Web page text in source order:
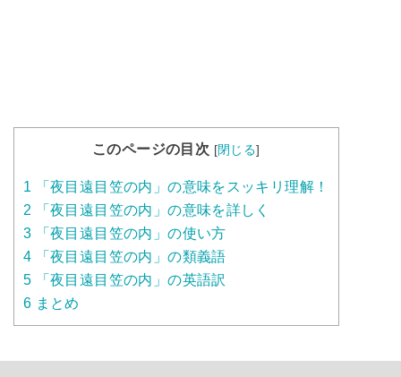
このページの目次 [閉じる]
1 「夜目遠目笠の内」の意味をスッキリ理解！
2 「夜目遠目笠の内」の意味を詳しく
3 「夜目遠目笠の内」の使い方
4 「夜目遠目笠の内」の類義語
5 「夜目遠目笠の内」の英語訳
6 まとめ